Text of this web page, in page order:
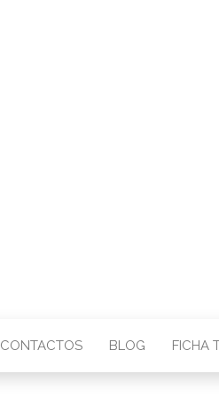
CONTACTOS BLOG FICHA